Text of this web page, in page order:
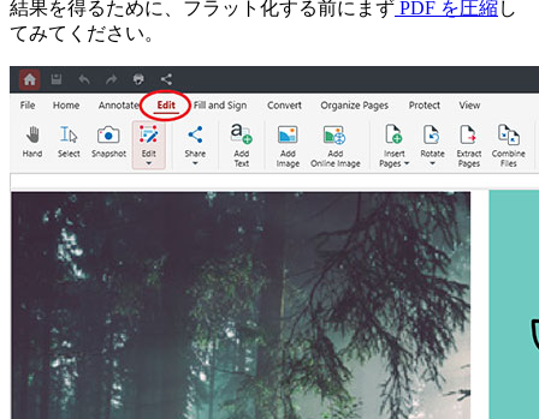
結果を得るために、フラット化する前にまず PDF を圧縮し
てみてください。